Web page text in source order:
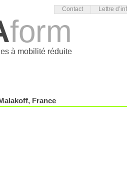
Contact Lettre
form
à mobilité réduite
France